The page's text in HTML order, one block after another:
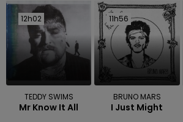
12h02
12h02
TEDDY SWIMS
Mr Know It All
11h56
11h56
BRUNO MARS
I Just Might